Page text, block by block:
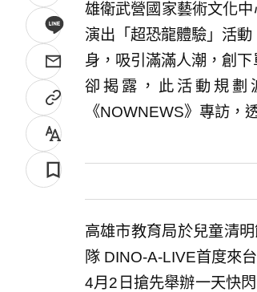
雄衛武營國家藝術文化
演出「超恐龍體驗」活
身，吸引滿滿人潮，創
卻揭露，此活動規劃
《NOWNEWS》專訪，
高雄市教育局於兒童清
隊 DINO-A-LIVE首度來
4月2日搶先舉辦一天快